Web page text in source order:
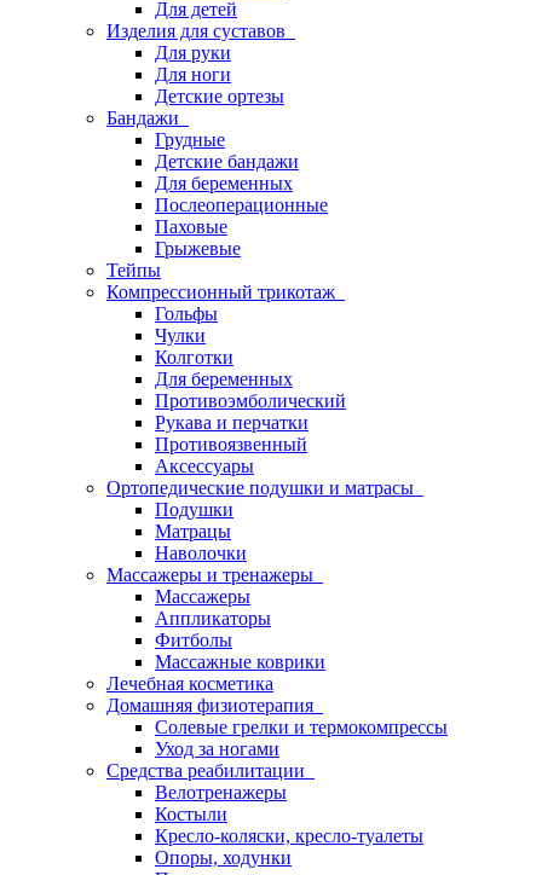
Для детей
Изделия для суставов
Для руки
Для ноги
Детские ортезы
Бандажи
Грудные
Детские бандажи
Для беременных
Послеоперационные
Паховые
Грыжевые
Тейпы
Компрессионный трикотаж
Гольфы
Чулки
Колготки
Для беременных
Противоэмболический
Рукава и перчатки
Противоязвенный
Аксессуары
Ортопедические подушки и матрасы
Подушки
Матрацы
Наволочки
Массажеры и тренажеры
Массажеры
Аппликаторы
Фитболы
Массажные коврики
Лечебная косметика
Домашняя физиотерапия
Солевые грелки и термокомпрессы
Уход за ногами
Средства реабилитации
Велотренажеры
Костыли
Кресло-коляски, кресло-туалеты
Опоры, ходунки